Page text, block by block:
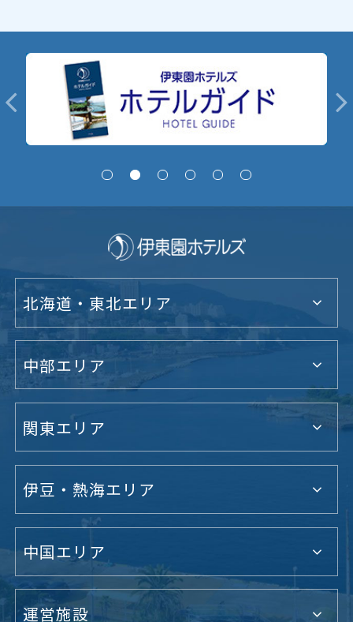
北海道・東北エリア
中部エリア
関東エリア
伊豆・熱海エリア
中国エリア
運営施設